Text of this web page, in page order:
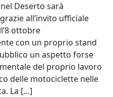
Deserto sarà
all’invito ufficiale
ottobre
con un proprio stand
un aspetto forse
del proprio lavoro
delle motociclette nelle
La […]